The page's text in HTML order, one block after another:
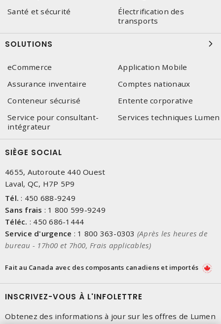
Santé et sécurité
Électrification des
transports
SOLUTIONS
eCommerce
Application Mobile
Assurance inventaire
Comptes nationaux
Conteneur sécurisé
Entente corporative
Service pour consultant-
intégrateur
Services techniques Lumen
SIÈGE SOCIAL
4655, Autoroute 440 Ouest
Laval, QC, H7P 5P9
Tél. : 450 688-9249
Sans frais : 1 800 599-9249
Téléc. : 450 686-1444
Service d'urgence : 1 800 363-0303 (Après les heures de
bureau - 17h00 et 7h00, Frais applicables)
Fait au Canada avec des composants canadiens et importés
INSCRIVEZ-VOUS À L'INFOLETTRE
Obtenez des informations à jour sur les offres de Lumen